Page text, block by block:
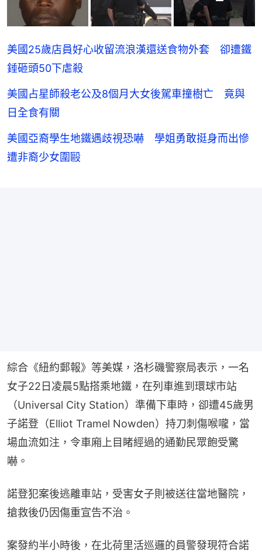
美國25歲店員好心收留流浪漢還送食物外套 卻遭鐵
錘砸頭50下虐殺
美國占星師殺老公及8個月大女後駕車撞樹亡 竟與
日全食有關
美國亞裔學生地鐵遇歧視恐嚇 學姐勇敢挺身而出慘
遭非裔少女圍毆
綜合《紐約郵報》等美媒，洛杉磯警察局表示，一名
女子22日凌晨5點搭乘地鐵，在列車進到環球市站
（Universal City Station）準備下車時，卻遭45歲男
子諾登（Elliot Tramel Nowden）持刀刺傷喉嚨，當
場血流如注，令車廂上目睹經過的通勤民眾飽受驚
嚇。
諾登犯案後逃離車站，受害女子則被送往當地醫院，
搶救後仍因傷重宣告不治。
案發約半小時後，在北荷里活巡邏的員警發現符合諾